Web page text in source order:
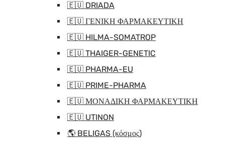
🇪🇺 DRIADA
🇪🇺 ΓΕΝΙΚΗ ΦΑΡΜΑΚΕΥΤΙΚΗ
🇪🇺 HILMA-SOMATROP
🇪🇺 THAIGER-GENETIC
🇪🇺 PHARMA-EU
🇪🇺 PRIME-PHARMA
🇪🇺 ΜΟΝΑΔΙΚΗ ΦΑΡΜΑΚΕΥΤΙΚΗ
🇪🇺 UTINON
🌎 BELIGAS (κόσμος)